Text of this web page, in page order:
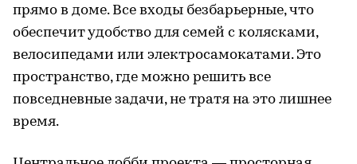
прямо в доме. Все входы безбарьерные, что
обеспечит удобство для семей с колясками,
велосипедами или электросамокатами. Это
пространство, где можно решить все
повседневные задачи, не тратя на это лишнее
время.